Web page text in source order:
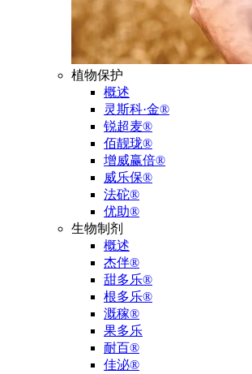
植物保护
概述
灵斯科·金®
锐超麦®
佰靓珑®
增威赢倍®
威乐保®
法砣®
优助®
生物制剂
概述
杰伴®
甜多乐®
根多乐®
溉稼®
果多乐
耐百®
佳泌®